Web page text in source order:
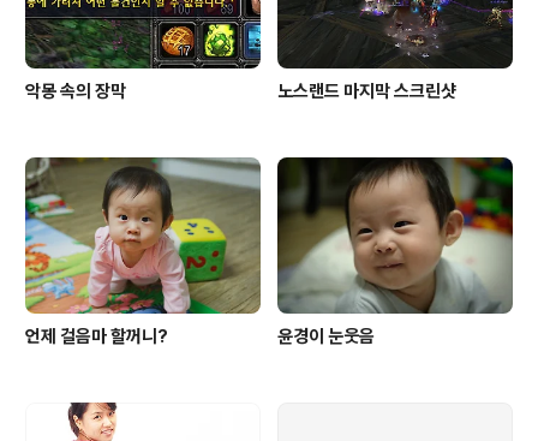
악몽 속의 장막 노스랜드 마지막 스크린샷
언제 걸음마 할꺼니? 윤경이 눈웃음